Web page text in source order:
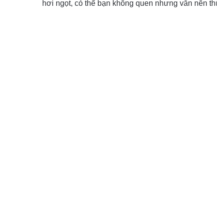
hơi ngọt, có thể bạn không quen nhưng vẫn nên